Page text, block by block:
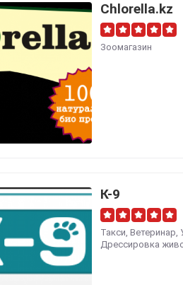
Сhlorella.kz
Зоомагазин
К-9
Такси, Ветеринар,
Дрессировка